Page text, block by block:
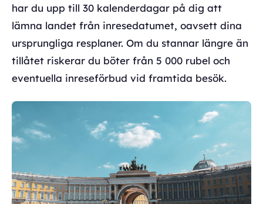
har du upp till 30 kalenderdagar på dig att
lämna landet från inresedatumet, oavsett dina
ursprungliga resplaner. Om du stannar längre än
tillåtet riskerar du böter från 5 000 rubel och
eventuella inreseförbud vid framtida besök.